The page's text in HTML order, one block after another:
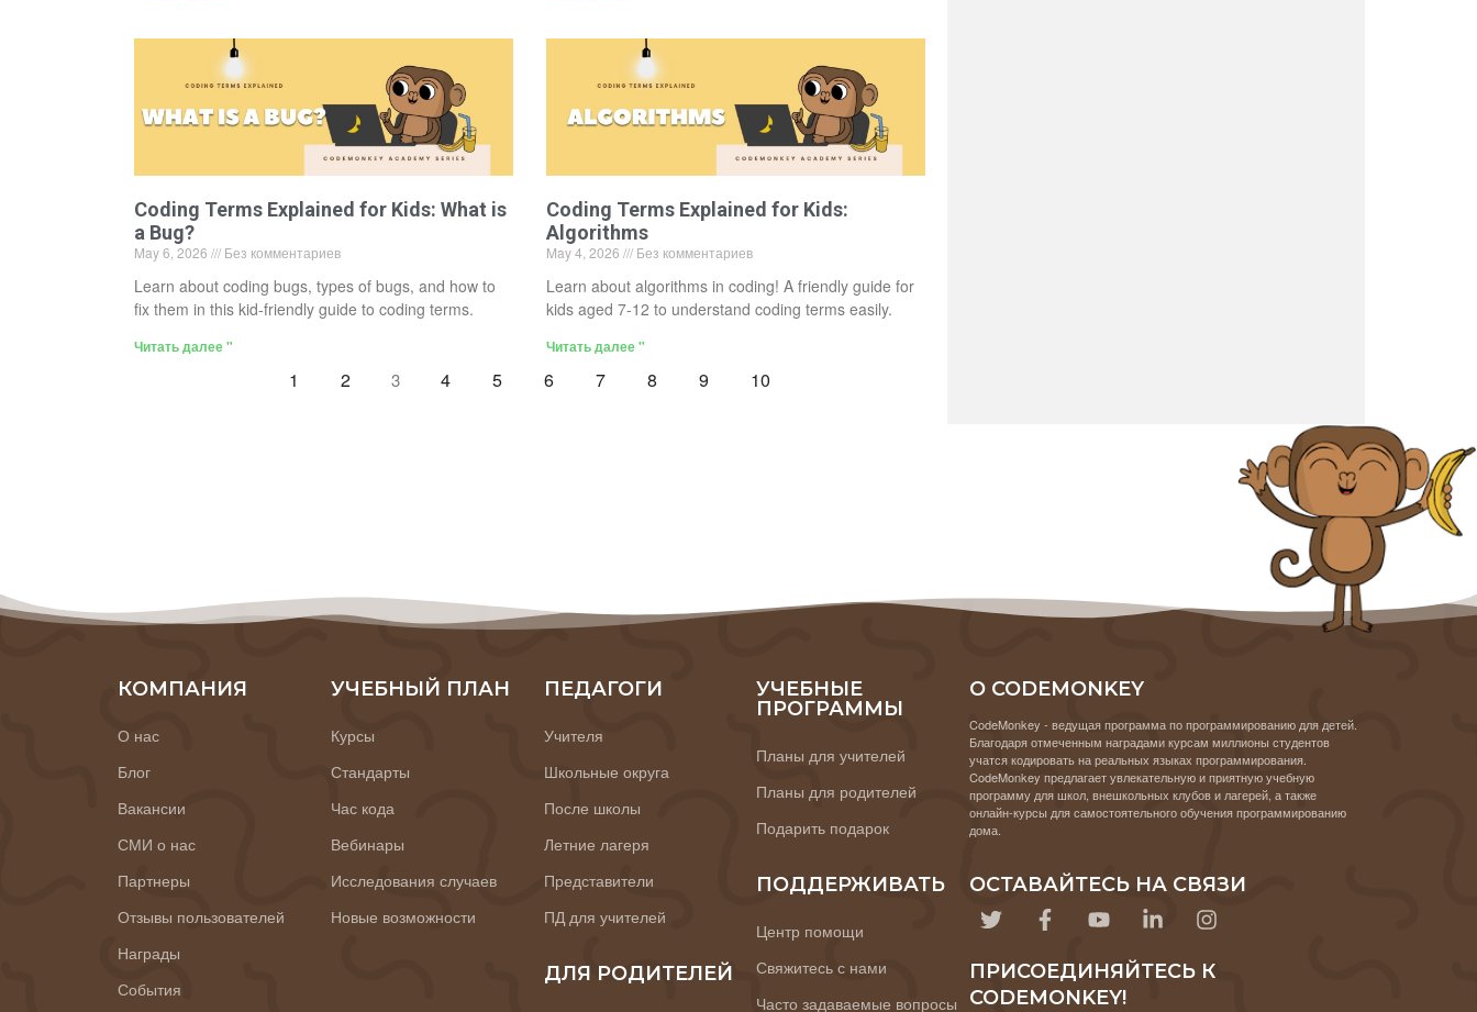
Coding Terms Explained for Kids: What is
a Bug?
May 6, 2026 Без комментариев
Learn about coding bugs, types of bugs, and how to
fix them in this kid-friendly guide to coding terms.
Читать далее "
Coding Terms Explained for Kids:
Algorithms
May 4, 2026 Без комментариев
Learn about algorithms in coding! A friendly guide for
kids aged 7-12 to understand coding terms easily.
Читать далее "
1 2 3 4 5 6 7 8 9 10
КОМПАНИЯ
О нас
Блог
Вакансии
СМИ о нас
Партнеры
Отзывы пользователей
Награды
События
УЧЕБНЫЙ ПЛАН
Курсы
Стандарты
Час кода
Вебинары
Исследования случаев
Новые возможности
ПЕДАГОГИ
Учителя
Школьные округа
После школы
Летние лагеря
Представители
ПД для учителей
ДЛЯ РОДИТЕЛЕЙ
УЧЕБНЫЕ
ПРОГРАММЫ
Планы для учителей
Планы для родителей
Подарить подарок
ПОДДЕРЖИВАТЬ
Центр помощи
Свяжитесь с нами
Часто задаваемые вопросы
О CODEMONKEY
CodeMonkey - ведущая программа по программированию для детей.
Благодаря отмеченным наградами курсам миллионы студентов
учатся кодировать на реальных языках программирования.
CodeMonkey предлагает увлекательную и приятную учебную
программу для школ, внешкольных клубов и лагерей, а также
онлайн-курсы для самостоятельного обучения программированию
дома.
ОСТАВАЙТЕСЬ НА СВЯЗИ
ПРИСОЕДИНЯЙТЕСЬ К
CODEMONKEY!